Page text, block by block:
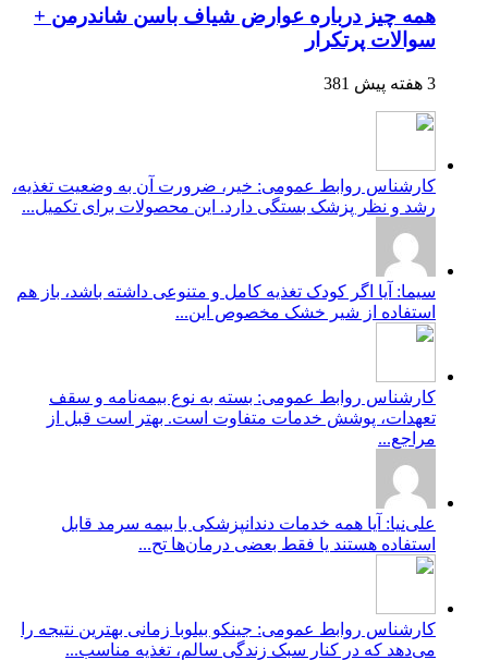
همه چیز درباره عوارض شیاف باسن شاندرمن +
سوالات پرتکرار
3 هفته پیش 381
کارشناس روابط عمومی: خیر، ضرورت آن به وضعیت تغذیه،
رشد و نظر پزشک بستگی دارد. این محصولات برای تکمیل...
سیما: آیا اگر کودک تغذیه کامل و متنوعی داشته باشد، باز هم
استفاده از شیر خشک مخصوص این...
کارشناس روابط عمومی: بسته به نوع بیمه‌نامه و سقف
تعهدات، پوشش خدمات متفاوت است. بهتر است قبل از
مراجع...
علی‌نیا: آیا همه خدمات دندانپزشکی با بیمه سرمد قابل
استفاده هستند یا فقط بعضی درمان‌ها تح...
کارشناس روابط عمومی: جینکو بیلوبا زمانی بهترین نتیجه را
می‌دهد که در کنار سبک زندگی سالم، تغذیه مناسب...